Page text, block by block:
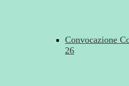
Convocazione
26